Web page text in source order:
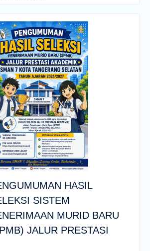
HASIL
SISTEM
MURID BARU
JALUR PRESTASI